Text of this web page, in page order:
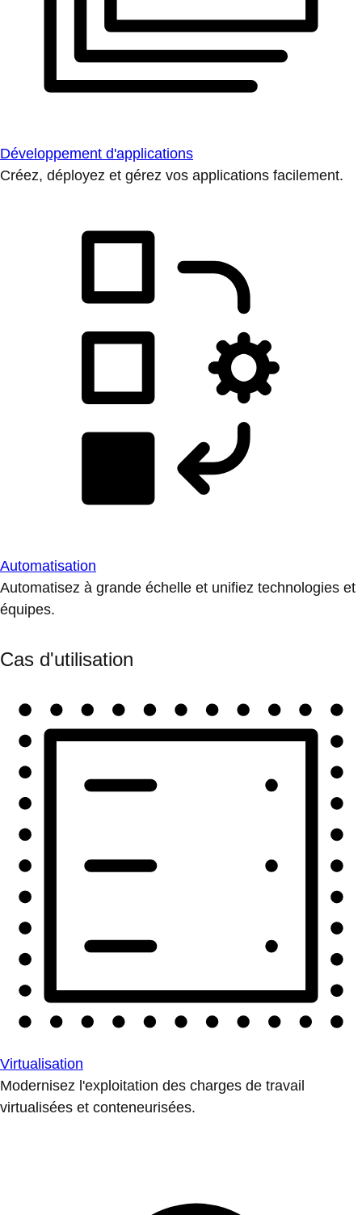
Développement d'applications
Créez, déployez et gérez vos applications facilement.
Automatisation
Automatisez à grande échelle et unifiez technologies et
équipes.
Cas d'utilisation
Virtualisation
Modernisez l'exploitation des charges de travail
virtualisées et conteneurisées.